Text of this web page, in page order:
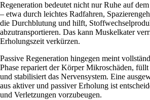
Regeneration bedeutet nicht nur Ruhe auf
– etwa durch leichtes Radfahren,
die Durchblutung und hilft,
abzutransportieren. Das kann Muskelkater
Erholungszeit verkürzen.
Passive Regeneration hingegen meint
Phase repariert der Körper Mikroschäden,
und stabilisiert das Nervensystem. Eine
aus aktiver und passiver Erholung ist
und Verletzungen vorzubeugen.